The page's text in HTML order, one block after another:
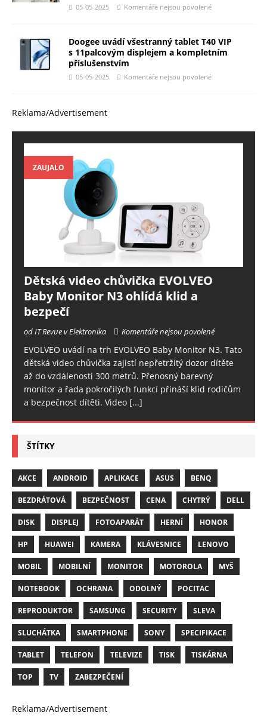
05-05-2025 Komentáře nejsou povolené
Doogee uvádí všestranný tablet T40 VIP
s 11palcovým displejem a kompletním
příslušenstvím
05-05-2025 Komentáře nejsou povolené
Reklama/Advertisement
ZAUJALO
Dětská video chůvička EVOLVEO
Baby Monitor N3 ohlídá klid a
bezpečí
od IT Revue v Elektronika Komentáře nejsou povolené
EVOLVEO uvádí na trh EVOLVEO Baby Monitor N3. Tato
dětská video chůvička zajistí nepřetržitý dozor dítěte
až do vzdálenosti 300 metrů. Přenosný barevný
monitor a řada pokročilých funkcí přináší klid rodičům
a bezpečnost dítěti. Video [...]
ŠTÍTKY
AKCE ANDROID APLIKACE ASUS BENQ
BEZDRÁTOVÁ BEZPEČNOST CENA CHYTRÝ DELL
DISK DISPLEJ FOTOAPARÁT HERNÍ HONOR
HP HUAWEI KAMERA KLÁVESNICE LENOVO
MOBIL MOBILNÍ MONITOR MOTOROLA MYŠ
NOTEBOOK OCHRANA ODOLNÝ POCITAC
REPRODUKTOR SAMSUNG SECURITY SLEVA
SLUCHÁTKA SMARTPHONE SONY SPECIFIKACE
TABLET TELEFON TELEVIZE TISK TISKÁRNA
TOP TV ZABEZPEČENÍ
Reklama/Advertisement